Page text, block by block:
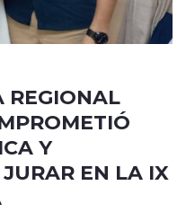
REGIONAL
Y
EN LA IX